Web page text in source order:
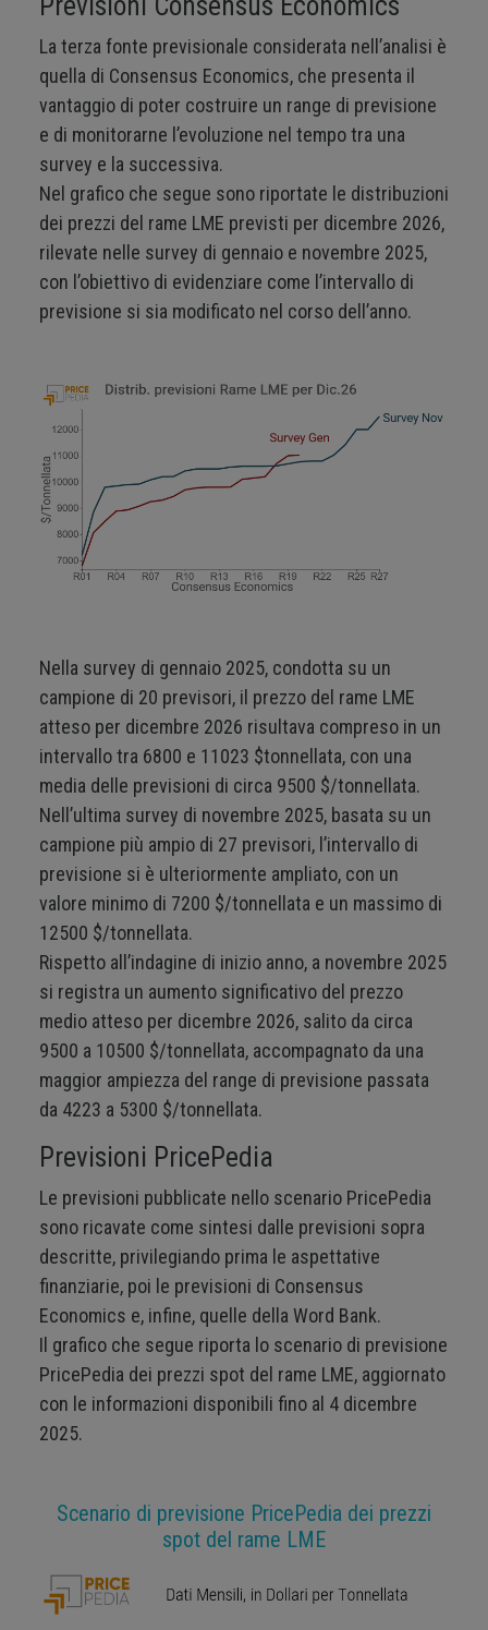
La terza fonte previsionale considerata nell’analisi è
quella di Consensus Economics, che presenta il
vantaggio di poter costruire un range di previsione
e di monitorarne l’evoluzione nel tempo tra una
survey e la successiva.
Nel grafico che segue sono riportate le distribuzioni
dei prezzi del rame LME previsti per dicembre 2026,
rilevate nelle survey di gennaio e novembre 2025,
con l’obiettivo di evidenziare come l’intervallo di
previsione si sia modificato nel corso dell’anno.
Nella survey di gennaio 2025, condotta su un
campione di 20 previsori, il prezzo del rame LME
atteso per dicembre 2026 risultava compreso in un
intervallo tra 6800 e 11023 $tonnellata, con una
media delle previsioni di circa 9500 $/tonnellata.
Nell’ultima survey di novembre 2025, basata su un
campione più ampio di 27 previsori, l’intervallo di
previsione si è ulteriormente ampliato, con un
valore minimo di 7200 $/tonnellata e un massimo di
12500 $/tonnellata.
Rispetto all’indagine di inizio anno, a novembre 2025
si registra un aumento significativo del prezzo
medio atteso per dicembre 2026, salito da circa
9500 a 10500 $/tonnellata, accompagnato da una
maggior ampiezza del range di previsione passata
da 4223 a 5300 $/tonnellata.
Previsioni PricePedia
Le previsioni pubblicate nello scenario PricePedia
sono ricavate come sintesi dalle previsioni sopra
descritte, privilegiando prima le aspettative
finanziarie, poi le previsioni di Consensus
Economics e, infine, quelle della Word Bank.
Il grafico che segue riporta lo scenario di previsione
PricePedia dei prezzi spot del rame LME, aggiornato
con le informazioni disponibili fino al 4 dicembre
2025.
Scenario di previsione PricePedia dei prezzi
spot del rame LME